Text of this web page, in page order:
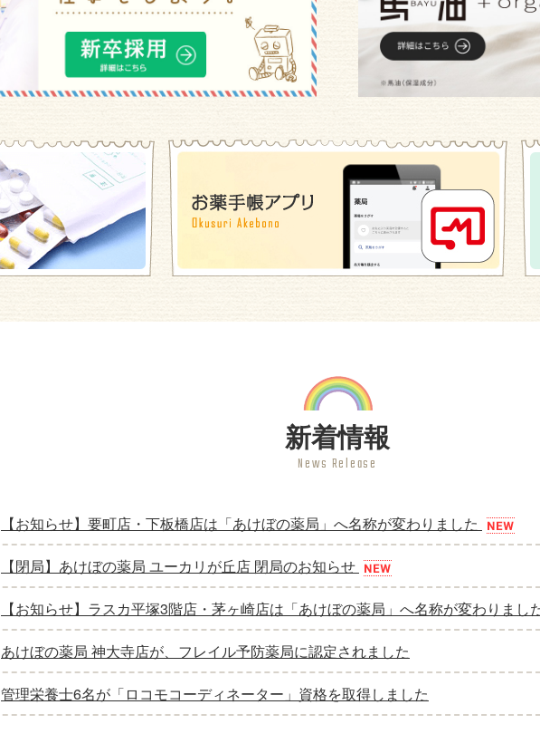
新着情報
News Release
【お知らせ】要町店・下板橋店は「あけぼの薬局」へ名称が変わりました
【閉局】あけぼの薬局 ユーカリが丘店 閉局のお知らせ
【お知らせ】ラスカ平塚3階店・茅ヶ崎店は「あけぼの薬局」へ名称が変わりまし
あけぼの薬局 神大寺店が、フレイル予防薬局に認定されました
管理栄養士6名が「ロコモコーディネーター」資格を取得しました